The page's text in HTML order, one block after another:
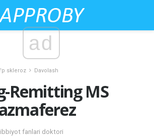
ad
skleroz Davolash
Remitting MS
fanlari doktori